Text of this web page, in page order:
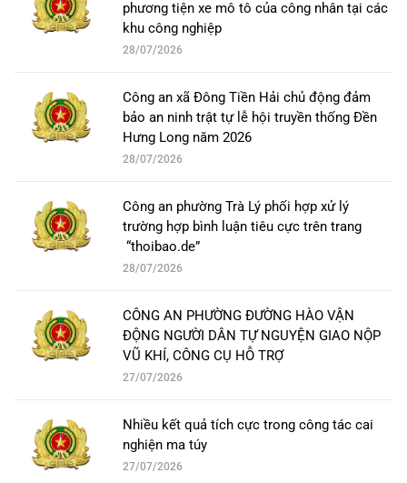
phương tiện xe mô tô của công nhân tại các
khu công nghiệp
28/07/2026
Công an xã Đông Tiền Hải chủ động đảm
bảo an ninh trật tự lễ hội truyền thống Đền
Hưng Long năm 2026
28/07/2026
Công an phường Trà Lý phối hợp xử lý
trường hợp bình luận tiêu cực trên trang
“thoibao.de”
28/07/2026
CÔNG AN PHƯỜNG ĐƯỜNG HÀO VẬN
ĐỘNG NGƯỜI DÂN TỰ NGUYỆN GIAO NỘP
VŨ KHÍ, CÔNG CỤ HỖ TRỢ
27/07/2026
Nhiều kết quả tích cực trong công tác cai
nghiện ma túy
27/07/2026